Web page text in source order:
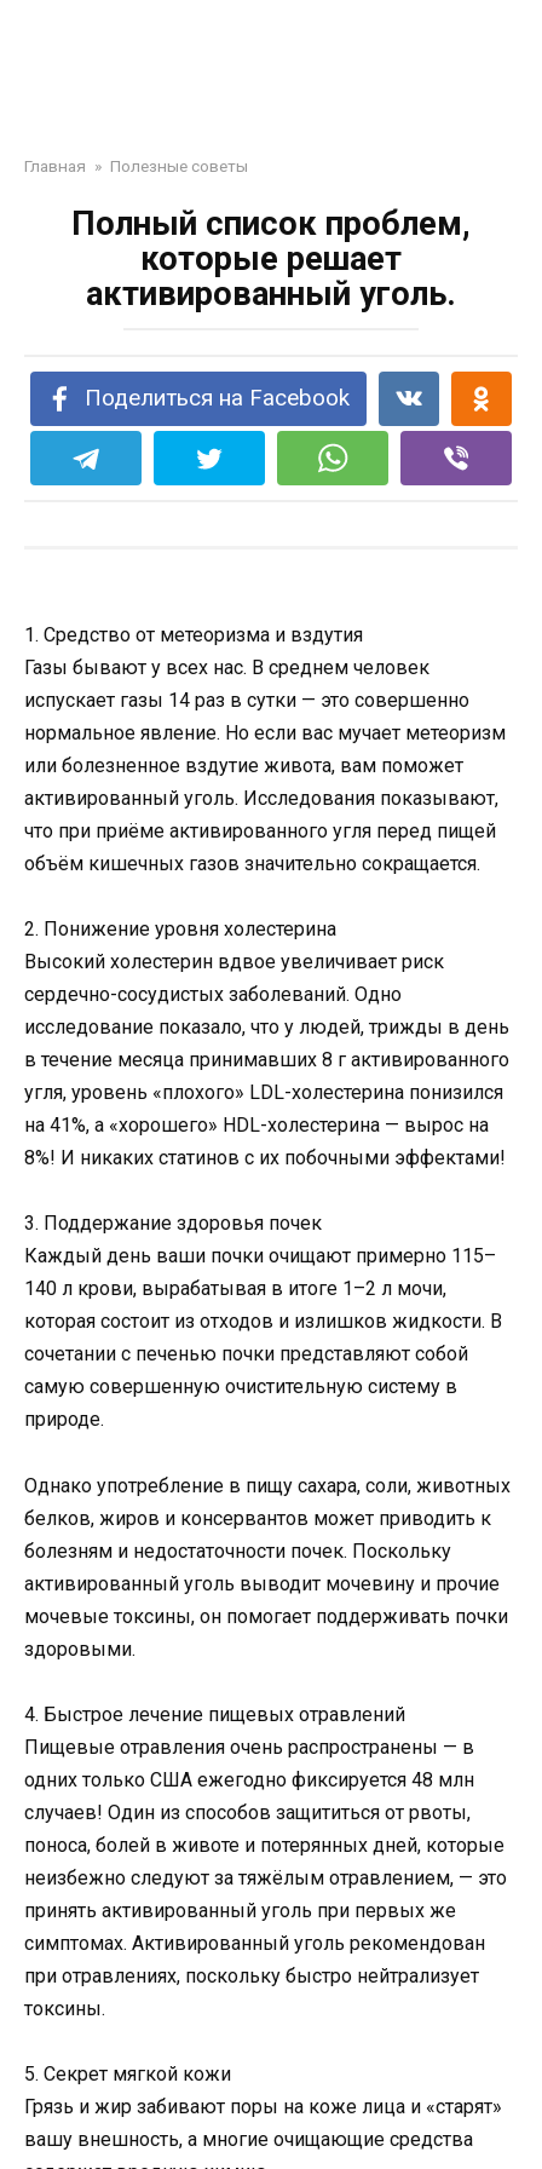
Главная » Полезные советы
Полный список проблем,
которые решает
активированный уголь.
Поделиться на Facebook
1. Средство от метеоризма и вздутия
Газы бывают у всех нас. В среднем человек
испускает газы 14 раз в сутки — это совершенно
нормальное явление. Но если вас мучает метеоризм
или болезненное вздутие живота, вам поможет
активированный уголь. Исследования показывают,
что при приёме активированного угля перед пищей
объём кишечных газов значительно сокращается.
2. Понижение уровня холестерина
Высокий холестерин вдвое увеличивает риск
сердечно-сосудистых заболеваний. Одно
исследование показало, что у людей, трижды в день
в течение месяца принимавших 8 г активированного
угля, уровень «плохого» LDL-холестерина понизился
на 41%, а «хорошего» HDL-холестерина — вырос на
8%! И никаких статинов с их побочными эффектами!
3. Поддержание здоровья почек
Каждый день ваши почки очищают примерно 115–
140 л крови, вырабатывая в итоге 1–2 л мочи,
которая состоит из отходов и излишков жидкости. В
сочетании с печенью почки представляют собой
самую совершенную очистительную систему в
природе.
Однако употребление в пищу сахара, соли, животных
белков, жиров и консервантов может приводить к
болезням и недостаточности почек. Поскольку
активированный уголь выводит мочевину и прочие
мочевые токсины, он помогает поддерживать почки
здоровыми.
4. Быстрое лечение пищевых отравлений
Пищевые отравления очень распространены — в
одних только США ежегодно фиксируется 48 млн
случаев! Один из способов защититься от рвоты,
поноса, болей в животе и потерянных дней, которые
неизбежно следуют за тяжёлым отравлением, — это
принять активированный уголь при первых же
симптомах. Активированный уголь рекомендован
при отравлениях, поскольку быстро нейтрализует
токсины.
5. Секрет мягкой кожи
Грязь и жир забивают поры на коже лица и «старят»
вашу внешность, а многие очищающие средства